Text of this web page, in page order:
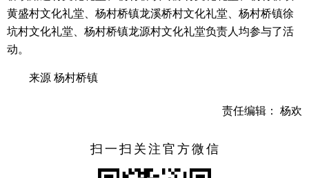
黄盛村文化礼堂、杨村桥镇龙溪桥村文化礼堂、杨村桥镇徐
坑村文化礼堂、杨村桥镇龙源村文化礼堂负责人均参与了活
动。
来源 杨村桥镇
责任编辑： 杨欢
扫一扫关注官方微信